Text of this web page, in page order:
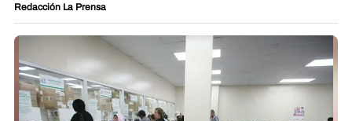
Redacción La Prensa